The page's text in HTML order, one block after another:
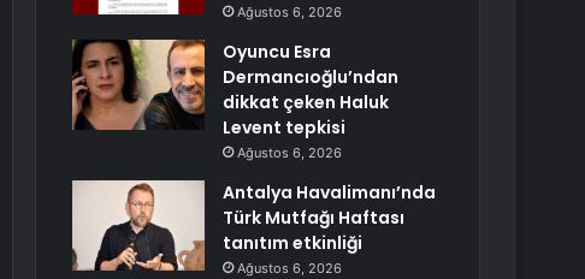
Ağustos 6, 2026
Oyuncu Esra
Dermancıoğlu’ndan
dikkat çeken Haluk
Levent tepkisi
Ağustos 6, 2026
Antalya Havalimanı’nda
Türk Mutfağı Haftası
tanıtım etkinliği
Ağustos 6, 2026